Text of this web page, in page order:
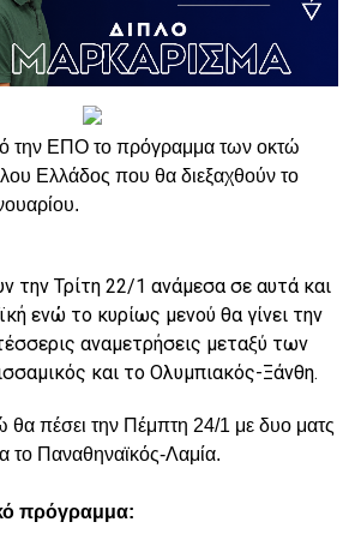
την ΕΠΟ το πρόγραμμα των οκτώ
Ελλάδος που θα διεξαχθούν το
την Τρίτη 22/1 ανάμεσα σε αυτά και
ενώ το κυρίως μενού θα γίνει την
αναμετρήσεις μεταξύ των
και το Ολυμπιακός-Ξάνθη.
θα πέσει την Πέμπτη 24/1 με δυο ματς
το Παναθηναϊκός-Λαμία.
πρόγραμμα: